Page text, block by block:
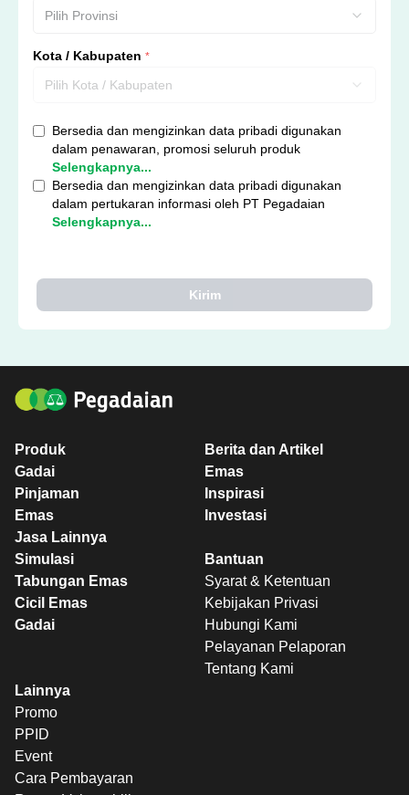
Pilih Provinsi
Kota / Kabupaten *
Pilih Kota / Kabupaten
Bersedia dan mengizinkan data pribadi digunakan
dalam penawaran, promosi seluruh produk
Selengkapnya...
Bersedia dan mengizinkan data pribadi digunakan
dalam pertukaran informasi oleh PT Pegadaian
Selengkapnya...
Kirim
Produk
Gadai
Pinjaman
Emas
Jasa Lainnya
Berita dan Artikel
Emas
Inspirasi
Investasi
Simulasi
Tabungan Emas
Cicil Emas
Gadai
Bantuan
Syarat & Ketentuan
Kebijakan Privasi
Hubungi Kami
Pelayanan Pelaporan
Tentang Kami
Lainnya
Promo
PPID
Event
Cara Pembayaran